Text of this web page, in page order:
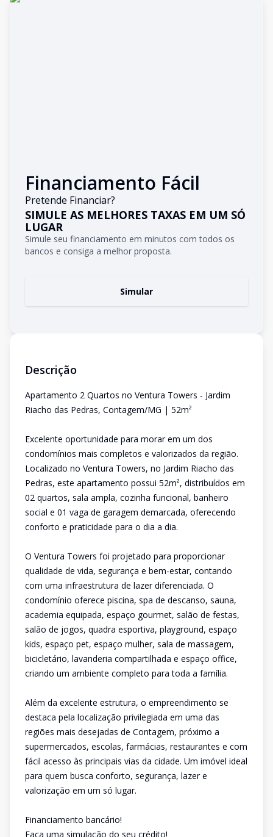
Financiamento Fácil
Pretende Financiar?
SIMULE AS MELHORES TAXAS EM UM SÓ
LUGAR
Simule seu financiamento em minutos com todos os
bancos e consiga a melhor proposta.
Simular
Descrição
Apartamento 2 Quartos no Ventura Towers - Jardim
Riacho das Pedras, Contagem/MG | 52m²
Excelente oportunidade para morar em um dos
condomínios mais completos e valorizados da região.
Localizado no Ventura Towers, no Jardim Riacho das
Pedras, este apartamento possui 52m², distribuídos em
02 quartos, sala ampla, cozinha funcional, banheiro
social e 01 vaga de garagem demarcada, oferecendo
conforto e praticidade para o dia a dia.
O Ventura Towers foi projetado para proporcionar
qualidade de vida, segurança e bem-estar, contando
com uma infraestrutura de lazer diferenciada. O
condomínio oferece piscina, spa de descanso, sauna,
academia equipada, espaço gourmet, salão de festas,
salão de jogos, quadra esportiva, playground, espaço
kids, espaço pet, espaço mulher, sala de massagem,
bicicletário, lavanderia compartilhada e espaço office,
criando um ambiente completo para toda a família.
Além da excelente estrutura, o empreendimento se
destaca pela localização privilegiada em uma das
regiões mais desejadas de Contagem, próximo a
supermercados, escolas, farmácias, restaurantes e com
fácil acesso às principais vias da cidade. Um imóvel ideal
para quem busca conforto, segurança, lazer e
valorização em um só lugar.
Financiamento bancário!
Faça uma simulação do seu crédito!